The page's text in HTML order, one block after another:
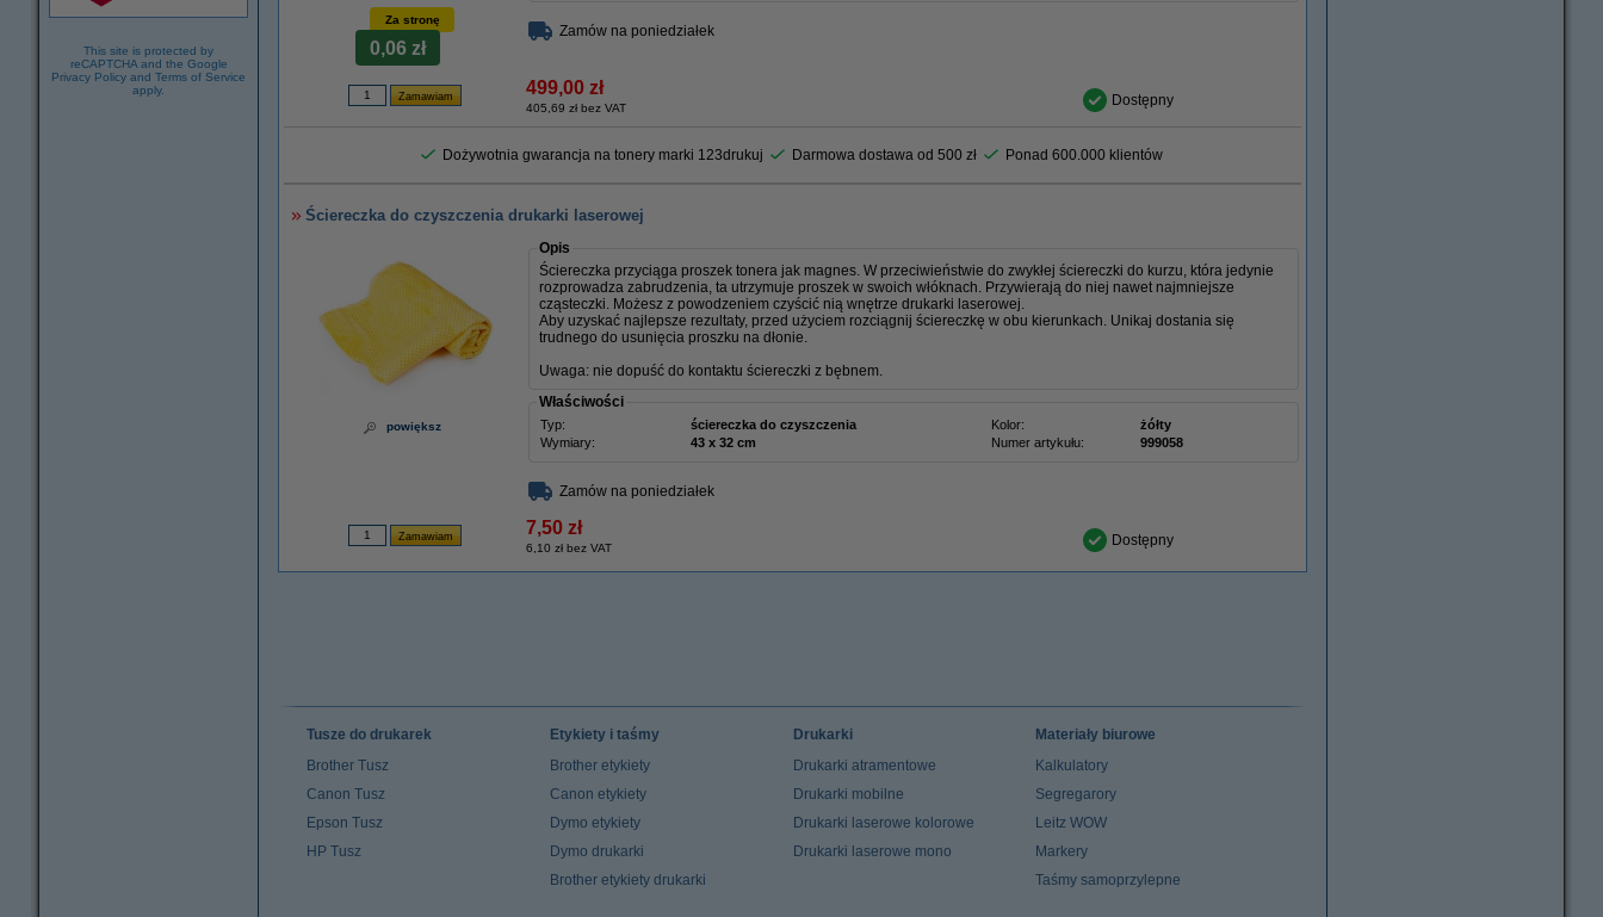
This site is protected by
reCAPTCHA and the Google
Privacy Policy and Terms of Service
apply.
Za stronę
0,06 zł
Zamów na poniedziałek
499,00 zł
405,69 zł bez VAT Dostępny
Dożywotnia gwarancja na tonery marki 123drukuj Darmowa dostawa od 500 zł Ponad 600.000 klientów
Ściereczka do czyszczenia drukarki laserowej
powiększ
Opis
Ściereczka przyciąga proszek tonera jak magnes. W przeciwieństwie do zwykłej ściereczki do kurzu, która jedynie
rozprowadza zabrudzenia, ta utrzymuje proszek w swoich włóknach. Przywierają do niej nawet najmniejsze
cząsteczki. Możesz z powodzeniem czyścić nią wnętrze drukarki laserowej.
Aby uzyskać najlepsze rezultaty, przed użyciem rozciągnij ściereczkę w obu kierunkach. Unikaj dostania się
trudnego do usunięcia proszku na dłonie.
Uwaga: nie dopuść do kontaktu ściereczki z bębnem.
Właściwości
Typ: ściereczka do czyszczenia Kolor:
żółty
Wymiary:
43 x 32 cm Numer artykułu: 999058
Zamów na poniedziałek
7,50 zł
6,10 zł bez VAT Dostępny
Tusze do drukarek
Brother Tusz
Canon Tusz
Epson Tusz
HP Tusz
Etykiety i taśmy
Brother etykiety
Canon etykiety
Dymo etykiety
Dymo drukarki
Brother etykiety drukarki
Drukarki
Drukarki atramentowe
Drukarki mobilne
Drukarki laserowe kolorowe
Drukarki laserowe mono
Materiały biurowe
Kalkulatory
Segregarory
Leitz WOW
Markery
Taśmy samoprzylepne